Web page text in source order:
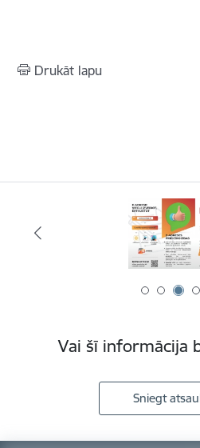
Drukāt lapu
Vai šī informācija
Sniegt